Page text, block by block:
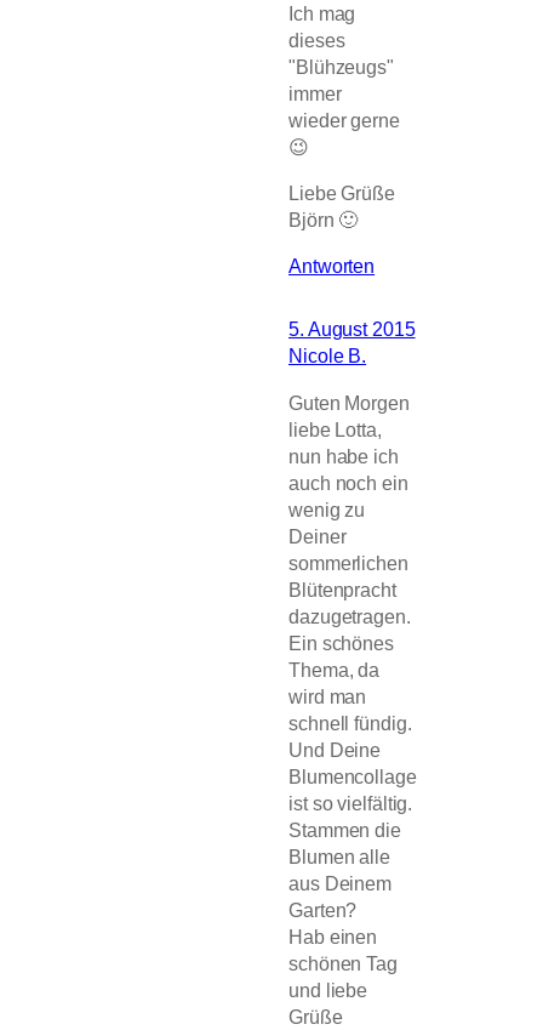
Ich mag
dieses
"Blühzeugs"
immer
wieder gerne
😉
Liebe Grüße
Björn 🙂
Antworten
5. August 2015
Nicole B.
Guten Morgen
liebe Lotta,
nun habe ich
auch noch ein
wenig zu
Deiner
sommerlichen
Blütenpracht
dazugetragen.
Ein schönes
Thema, da
wird man
schnell fündig.
Und Deine
Blumencollage
ist so vielfältig.
Stammen die
Blumen alle
aus Deinem
Garten?
Hab einen
schönen Tag
und liebe
Grüße